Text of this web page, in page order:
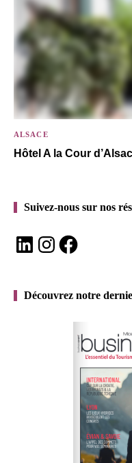
ALSACE
Hôtel A la Cour
Suivez-nous sur nos
LinkedInInstagramFacebook
Découvrez notre